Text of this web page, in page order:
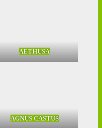
AETHUSA
AGNUS CASTUS